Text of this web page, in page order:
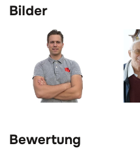
Bilder
Bewertung